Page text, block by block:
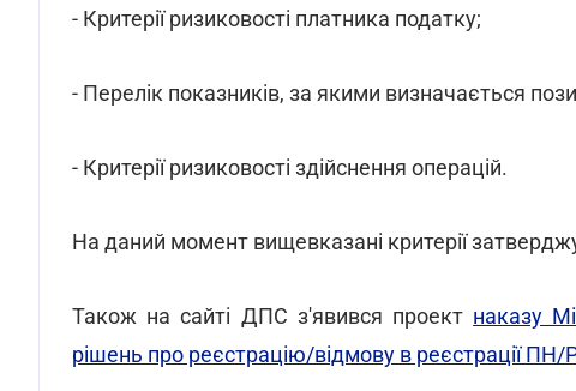
- Критерії ризиковості платника податку;
- Перелік показників, за якими визначається
- Критерії ризиковості здійснення операцій.
На даний момент вищевказані критерії
Також на сайті ДПС з'явився проект наказу
рішень про реєстрацію/відмову в реєстрації